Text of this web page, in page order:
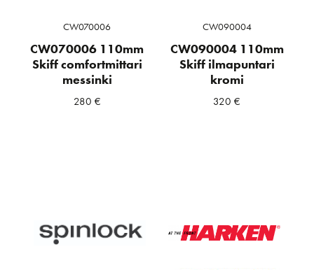
CW070006
CW070006 110mm
Skiff comfortmittari
messinki
280 €
CW090004
CW090004 110mm
Skiff ilmapuntari
kromi
320€